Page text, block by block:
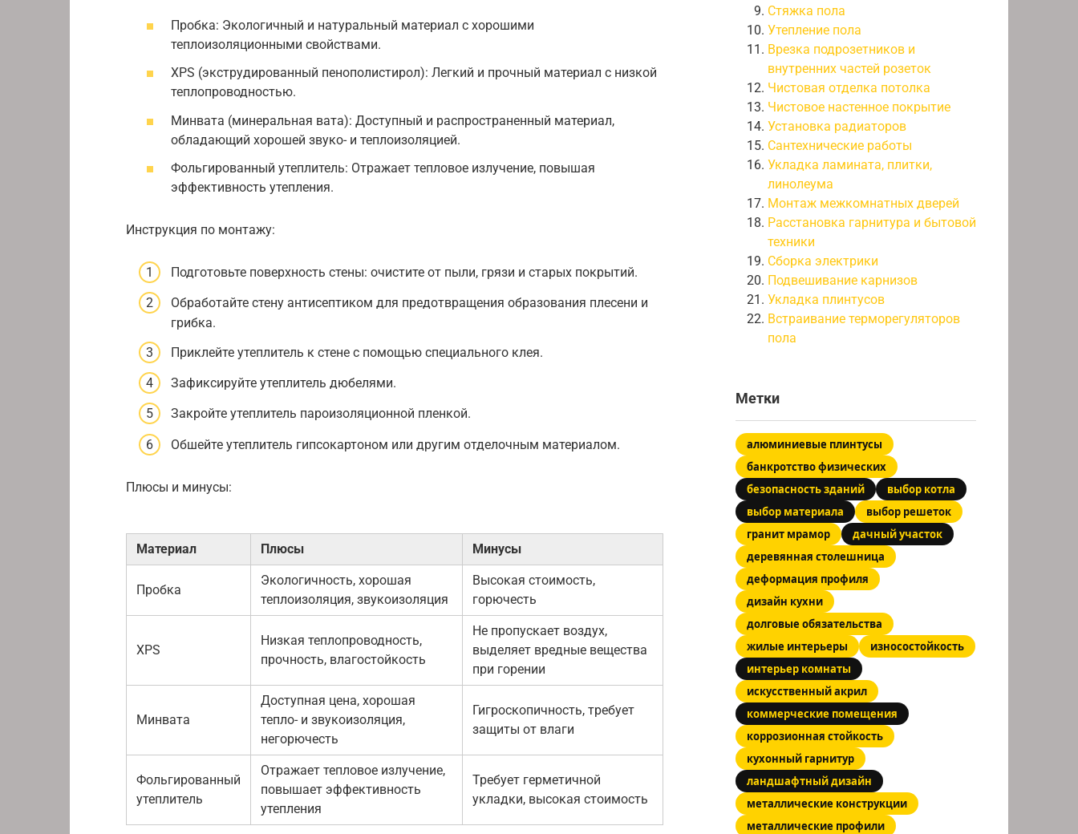
Пробка: Экологичный и натуральный материал с хорошими
теплоизоляционными свойствами.
XPS (экструдированный пенополистирол): Легкий и прочный материал с низкой
теплопроводностью.
Минвата (минеральная вата): Доступный и распространенный материал,
обладающий хорошей звуко- и теплоизоляцией.
Фольгированный утеплитель: Отражает тепловое излучение, повышая
эффективность утепления.
Инструкция по монтажу:
Подготовьте поверхность стены: очистите от пыли, грязи и старых покрытий.
Обработайте стену антисептиком для предотвращения образования плесени и
грибка.
Приклейте утеплитель к стене с помощью специального клея.
Зафиксируйте утеплитель дюбелями.
Закройте утеплитель пароизоляционной пленкой.
Обшейте утеплитель гипсокартоном или другим отделочным материалом.
Плюсы и минусы:
Материал Плюсы Минусы
Пробка
Экологичность, хорошая
теплоизоляция, звукоизоляция
Высокая стоимость,
горючесть
XPS
Низкая теплопроводность,
прочность, влагостойкость
Не пропускает воздух,
выделяет вредные вещества
при горении
Минвата
Доступная цена, хорошая
тепло- и звукоизоляция,
негорючесть
Гигроскопичность, требует
защиты от влаги
Фольгированный
утеплитель
Отражает тепловое излучение,
повышает эффективность
утепления
Требует герметичной
укладки, высокая стоимость
Стяжка пола
Утепление пола
Врезка подрозетников и
внутренних частей розеток
Чистовая отделка потолка
Чистовое настенное покрытие
Установка радиаторов
Сантехнические работы
Укладка ламината, плитки,
линолеума
Монтаж межкомнатных дверей
Расстановка гарнитура и бытовой
техники
Сборка электрики
Подвешивание карнизов
Укладка плинтусов
Встраивание терморегуляторов
пола
Метки
алюминиевые плинтусы
банкротство физических
безопасность зданий
выбор котла
выбор материала
выбор решеток
гранит мрамор
дачный участок
деревянная столешница
деформация профиля
дизайн кухни
долговые обязательства
жилые интерьеры
износостойкость
интерьер комнаты
искусственный акрил
коммерческие помещения
коррозионная стойкость
кухонный гарнитур
ландшафтный дизайн
металлические конструкции
металлические профили